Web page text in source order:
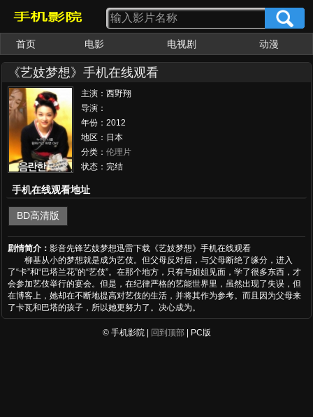
首页 电影 电视剧
动漫
女优大全
av番号
《艺妓梦想》手机在线观看
主演：西野翔
导演：
年份：2012
地区：日本
分类： 伦理片
状态：完结
手机在线观看地址
BD高清版
剧情简介： 影音先锋艺妓梦想迅雷下载《艺妓梦想》手机在线观看
柳基从小的梦想就是成为艺伎。但父母反对后，与父母断绝了缘分，进入
了“卡”和“巴塔兰花”的“艺伎”。在那个地方，只有与姐姐见面，学了很多东西，才
会参加艺伎举行的宴会。但是，在纪律严格的艺能世界里，虽然出现了失误，但
在博客上，她却在不断地提高对艺伎的生活，并将其作为参考。而且因为父母来
了卡瓦和巴塔的孩子，所以她更努力了。决心成为。
© 手机影院 | 回到顶部| PC版